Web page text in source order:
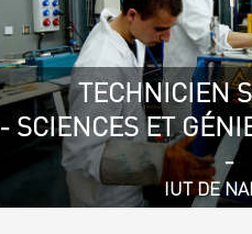
TECHNICIEN
- SCIENCES ET
-
IUT DE